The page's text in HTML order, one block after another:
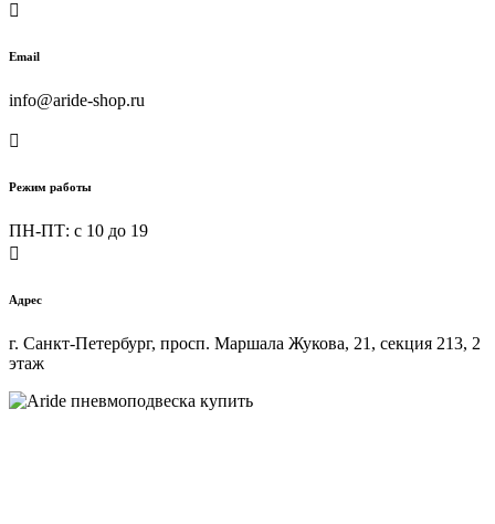

Email
info@aride-shop.ru

Режим работы
ПН-ПТ: c 10 до 19

Адрес
г. Санкт-Петербург, просп. Маршала Жукова, 21, секция 213, 2
этаж